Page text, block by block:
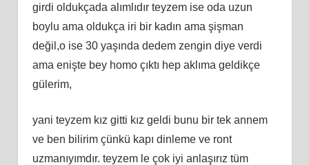
girdi oldukçada alımlıdır teyzem ise oda uzun
boylu ama oldukça iri bir kadın ama şişman
değil,o ise 30 yaşında dedem zengin diye verdi
ama enişte bey homo çıktı hep aklıma geldikçe
gülerim,
yani teyzem kız gitti kız geldi bunu bir tek annem
ve ben bilirim çünkü kapı dinleme ve ront
uzmanıyımdır. teyzem le çok iyi anlaşırız tüm